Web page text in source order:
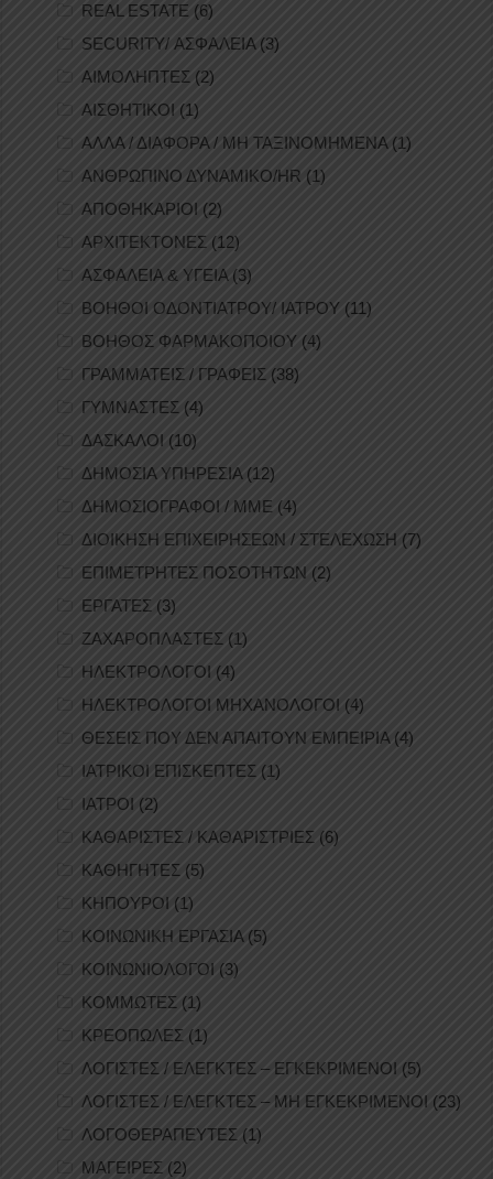
REAL ESTATE (6)
SECURITY/ ΑΣΦΑΛΕΙΑ(3)
ΑΙΜΟΛΗΠΤΕΣ (2)
ΑΙΣΘΗΤΙΚΟΙ (1)
ΑΛΛΑ / ΔΙΑΦΟΡΑ / ΜΗ ΤΑΞΙΝΟΜΗΜΕΝΑ(1)
ΑΝΘΡΩΠΙΝΟ ΔΥΝΑΜΙΚΟ/HR (1)
ΑΠΟΘΗΚΑΡΙΟΙ (2)
ΑΡΧΙΤΕΚΤΟΝΕΣ (12)
ΑΣΦΑΛΕΙΑ & ΥΓΕΙΑ (3)
ΒΟΗΘΟΙ ΟΔΟΝΤΙΑΤΡΟΥ/ ΙΑΤΡΟΥ (11)
ΒΟΗΘΟΣ ΦΑΡΜΑΚΟΠΟΙΟΥ (4)
ΓΡΑΜΜΑΤΕΙΣ / ΓΡΑΦΕΙΣ (38)
ΓΥΜΝΑΣΤΕΣ (4)
ΔΑΣΚΑΛΟΙ (10)
ΔΗΜΟΣΙΑ ΥΠΗΡΕΣΙΑ(12)
ΔΗΜΟΣΙΟΓΡΑΦΟΙ / ΜΜΕ (4)
ΔΙΟΙΚΗΣΗ ΕΠΙΧΕΙΡΗΣΕΩΝ / ΣΤΕΛΕΧΩΣΗ (7)
ΕΠΙΜΕΤΡΗΤΕΣ ΠΟΣΟΤΗΤΩΝ (2)
ΕΡΓΑΤΕΣ (3)
ΖΑΧΑΡΟΠΛΑΣΤΕΣ (1)
ΗΛΕΚΤΡΟΛΟΓΟΙ (4)
ΗΛΕΚΤΡΟΛΟΓΟΙ ΜΗΧΑΝΟΛΟΓΟΙ (4)
ΘΕΣΕΙΣ ΠΟΥ ΔΕΝ ΑΠΑΙΤΟΥΝ ΕΜΠΕΙΡΙΑ(4)
ΙΑΤΡΙΚΟΙ ΕΠΙΣΚΕΠΤΕΣ (1)
ΙΑΤΡΟΙ (2)
ΚΑΘΑΡΙΣΤΕΣ / ΚΑΘΑΡΙΣΤΡΙΕΣ (6)
ΚΑΘΗΓΗΤΕΣ (5)
ΚΗΠΟΥΡΟΙ (1)
ΚΟΙΝΩΝΙΚΗ ΕΡΓΑΣΙΑ(5)
ΚΟΙΝΩΝΙΟΛΟΓΟΙ (3)
ΚΟΜΜΩΤΕΣ (1)
ΚΡΕΟΠΩΛΕΣ (1)
ΛΟΓΙΣΤΕΣ / ΕΛΕΓΚΤΕΣ – ΕΓΚΕΚΡΙΜΕΝΟΙ (5)
ΛΟΓΙΣΤΕΣ / ΕΛΕΓΚΤΕΣ – ΜΗ ΕΓΚΕΚΡΙΜΕΝΟΙ (23)
ΛΟΓΟΘΕΡΑΠΕΥΤΕΣ (1)
ΜΑΓΕΙΡΕΣ (2)